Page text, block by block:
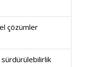
çözümler